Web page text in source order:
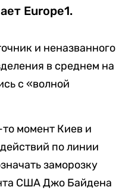
Europe1.
и неназванного
в среднем на
с «волной
то момент Киев и
по линии
заморозку
США Джо Байдена